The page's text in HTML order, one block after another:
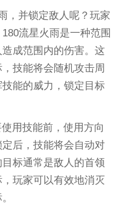
，并锁定敌人呢？玩家
流星火雨是一种范围
成范围内的伤害。这
技能将会随机攻击周
能的威力，锁定目标
用技能前，使用方向
后，技能将会自动对
标通常是敌人的首领
玩家可以有效地消灭